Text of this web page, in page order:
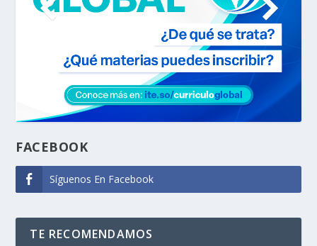
FACEBOOK
Síguenos En Facebook
TE RECOMENDAMOS